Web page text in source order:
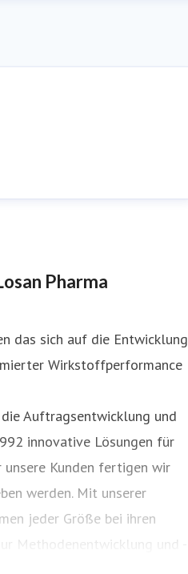
Pharma
das sich auf die Entwicklung
Wirkstoffperformance
Auftragsentwicklung und
innovative Lösungen für
Kunden fertigen wir
werden. Mit unserer
jeder Größe bei ihren
Methodenentwicklung und -